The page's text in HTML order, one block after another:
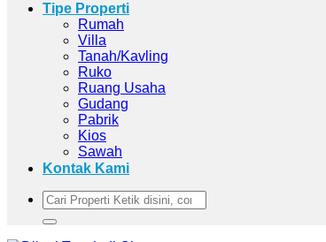
Tipe Properti
Rumah
Villa
Tanah/Kavling
Ruko
Ruang Usaha
Gudang
Pabrik
Kios
Sawah
Kontak Kami
Pencarian
untuk: